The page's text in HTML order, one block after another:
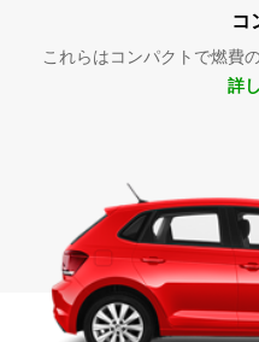
コ
これらはコンパクトで燃費
詳